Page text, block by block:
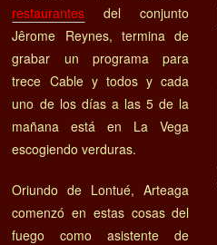
restaurantes del conjunto
Jêrome Reynes, termina de
grabar un programa para
trece Cable y todos y cada
uno de los días a las 5 de la
mañana está en La Vega
escogiendo verduras.
Oriundo de Lontué, Arteaga
comenzó en estas cosas del
fuego como asistente de